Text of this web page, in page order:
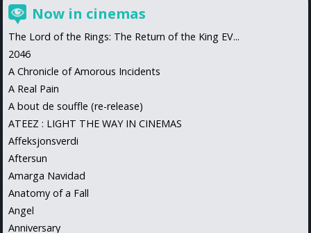
Now in cinemas
The Lord of the Rings: The Return of the King EV...
2046
A Chronicle of Amorous Incidents
A Real Pain
A bout de souffle (re-release)
ATEEZ : LIGHT THE WAY IN CINEMAS
Affeksjonsverdi
Aftersun
Amarga Navidad
Anatomy of a Fall
Angel
Anniversary